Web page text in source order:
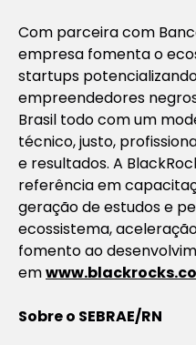
Com parceira com
empresa fomenta o
startups
empreendedores
Brasil todo com um
técnico, justo,
e resultados. A
referência em
geração de estudos e
ecossistema,
fomento ao
em
Sobre o SEBRAE/RN